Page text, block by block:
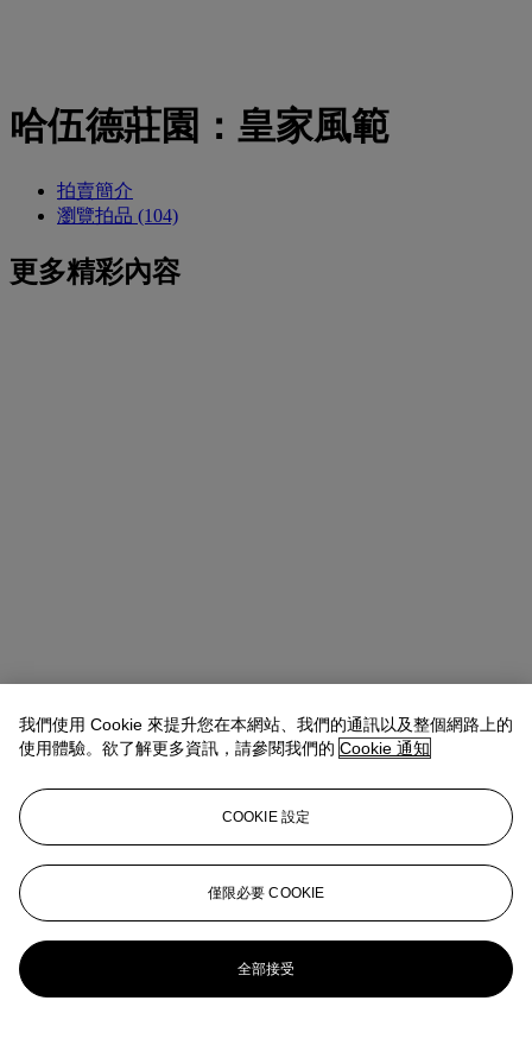
哈伍德莊園：皇家風範
拍賣簡介
瀏覽拍品 (104)
更多精彩內容
我們使用 Cookie 來提升您在本網站、我們的通訊以及整個網路上的
使用體驗。欲了解更多資訊，請參閱我們的 Cookie 通知
COOKIE 設定
僅限必要 COOKIE
全部接受